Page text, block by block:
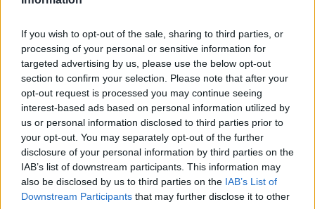
If you wish to opt-out of the sale, sharing to third parties, or
processing of your personal or sensitive information for
targeted advertising by us, please use the below opt-out
section to confirm your selection. Please note that after your
opt-out request is processed you may continue seeing
interest-based ads based on personal information utilized by
us or personal information disclosed to third parties prior to
your opt-out. You may separately opt-out of the further
disclosure of your personal information by third parties on the
IAB’s list of downstream participants. This information may
also be disclosed by us to third parties on the IAB’s List of
Downstream Participants that may further disclose it to other
kamionok megbízhatóan közlekedjenek. A
fejlesztésekAusztriától Magyarországon át az
Egyesült Királyságig zajlanak.
Egyre közelebb a zéró emisszió a
nehézgépjárműveknél
A két projekt részben átfedi egymást, de a HDV-E
kifejezetten amegawattos töltést célozza. Az E.ON
Drive Infrastructure jelenleg több mint8000 nyilvános